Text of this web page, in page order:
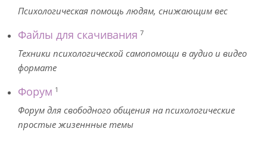
Психологическая помощь людям, снижающим вес
Файлы для скачивания 7
Техники психологической самопомощи в аудио и видео
формате
Форум 1
Форум для свободного общения на психологические
простые жизеннные темы